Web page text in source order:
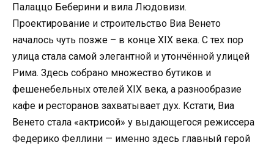
Палаццо Беберини и вила Людовизи.
Проектирование и строительство Виа Венето
началось чуть позже – в конце XIX века. С тех пор
улица стала самой элегантной и утончённой улицей
Рима. Здесь собрано множество бутиков и
фешенебельных отелей XIX века, а разнообразие
кафе и ресторанов захватывает дух. Кстати, Виа
Венето стала «актрисой» у выдающегося режиссера
Федерико Феллини — именно здесь главный герой